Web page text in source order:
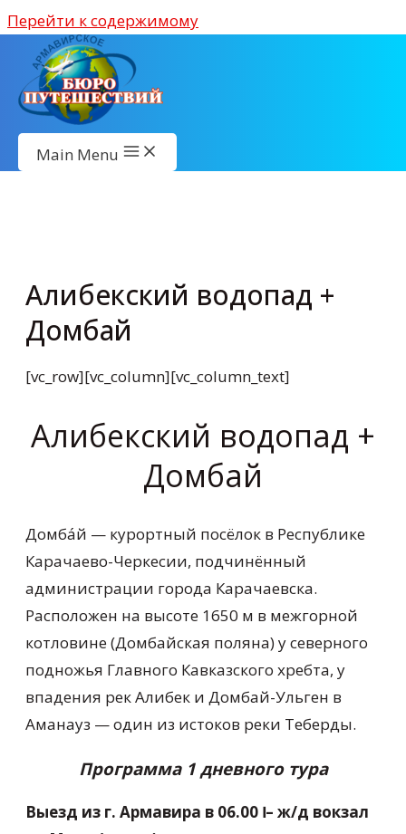
Перейти к содержимому
Main Menu
Алибекский водопад +
Домбай
[vc_row][vc_column][vc_column_text]
Алибекский водопад +
Домбай
Домба́й — курортный посёлок в Республике
Карачаево-Черкесии, подчинённый
администрации города Карачаевска.
Расположен на высоте 1650 м в межгорной
котловине (Домбайская поляна) у северного
подножья Главного Кавказского хребта, у
впадения рек Алибек и Домбай-Ульген в
Аманауз — один из истоков реки Теберды.
Программа 1 дневного тура
Выезд из г. Армавира в 06.00 Ӏ – ж/д вокзал